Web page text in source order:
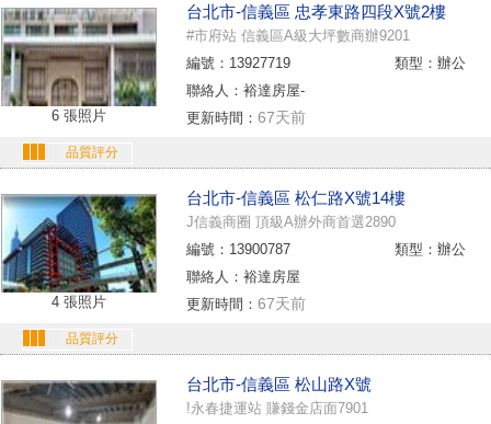
6 張照片
台北市-信義區 忠孝東路四段X號2樓
#市府站 信義區A級大坪數商辦9201
編號：13927719
類型：辦公
聯絡人：裕達房屋-
更新時間： 67天前
品質評分
4 張照片
台北市-信義區 松仁路X號14樓
J信義商圈 頂級A辦外商首選2890
編號：13900787
類型：辦公
聯絡人：裕達房屋
更新時間： 67天前
品質評分
台北市-信義區 松山路X號
!永春捷運站 賺錢金店面7901